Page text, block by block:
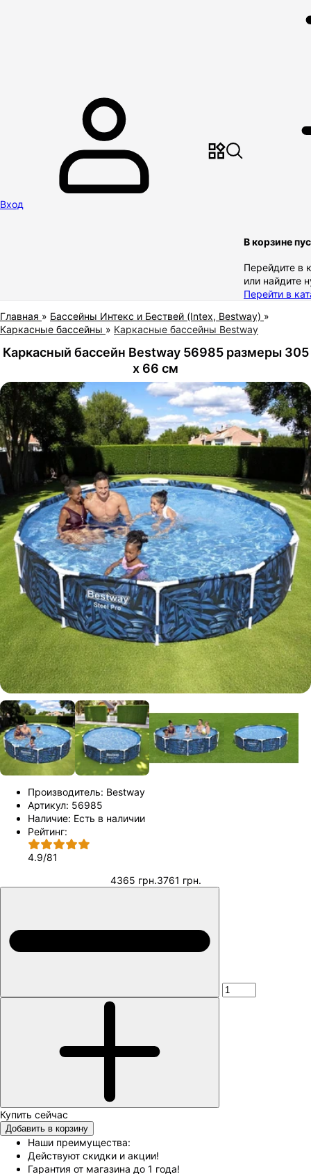
Вход
В корзине
Перейдите в
или найдите
Перейти в
Главная » Бассейны Интекс и Бествей (Intex, Bestway) »
Каркасные бассейны » Каркасные бассейны Bestway
Каркасный бассейн Bestway 56985 размеры 305
х 66 см
Производитель: Bestway
Артикул: 56985
Наличие: Есть в наличии
Рейтинг:
4.9/81
4365 грн.3761 грн.
Добавить в корзину
Наши преимущества:
Действуют скидки и акции!
Гарантия от магазина до 1 года!